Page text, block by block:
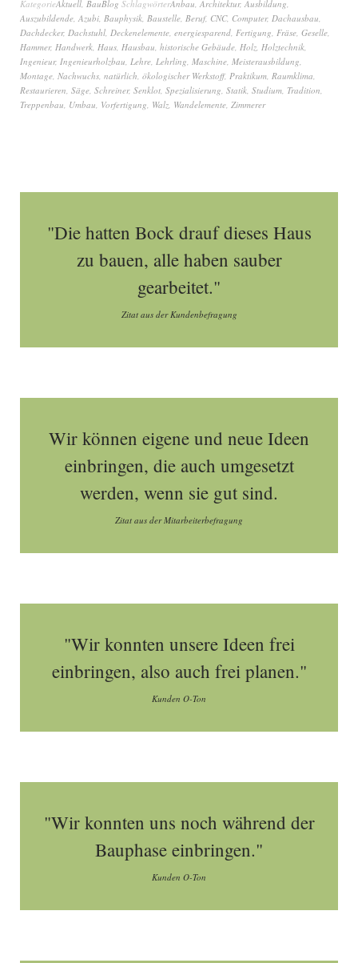
KategorieAktuell, BauBlog SchlagwörterAnbau, Architektur, Ausbildung,
Auszubildende, Azubi, Bauphysik, Baustelle, Beruf, CNC, Computer, Dachausbau,
Dachdecker, Dachstuhl, Deckenelemente, energiesparend, Fertigung, Fräse, Geselle,
Hammer, Handwerk, Haus, Hausbau, historische Gebäude, Holz, Holztechnik,
Ingenieur, Ingenieurholzbau, Lehre, Lehrling, Maschine, Meisterausbildung,
Montage, Nachwuchs, natürlich, ökologischer Werkstoff, Praktikum, Raumklima,
Restaurieren, Säge, Schreiner, Senklot, Spezialisierung, Statik, Studium, Tradition,
Treppenbau, Umbau, Vorfertigung, Walz, Wandelemente, Zimmerer
"Die hatten Bock drauf dieses Haus
zu bauen, alle haben sauber
gearbeitet."
Zitat aus der Kundenbefragung
Wir können eigene und neue Ideen
einbringen, die auch umgesetzt
werden, wenn sie gut sind.
Zitat aus der Mitarbeiterbefragung
"Wir konnten unsere Ideen frei
einbringen, also auch frei planen."
Kunden O-Ton
"Wir konnten uns noch während der
Bauphase einbringen."
Kunden O-Ton